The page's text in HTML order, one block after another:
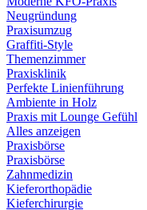
Neugründung
Praxisumzug
Graffiti-Style
Themenzimmer
Praxisklinik
Perfekte Linienführung
Ambiente in Holz
Praxis mit Lounge Gefühl
Alles anzeigen
Praxisbörse
Praxisbörse
Zahnmedizin
Kieferorthopädie
Kieferchirurgie